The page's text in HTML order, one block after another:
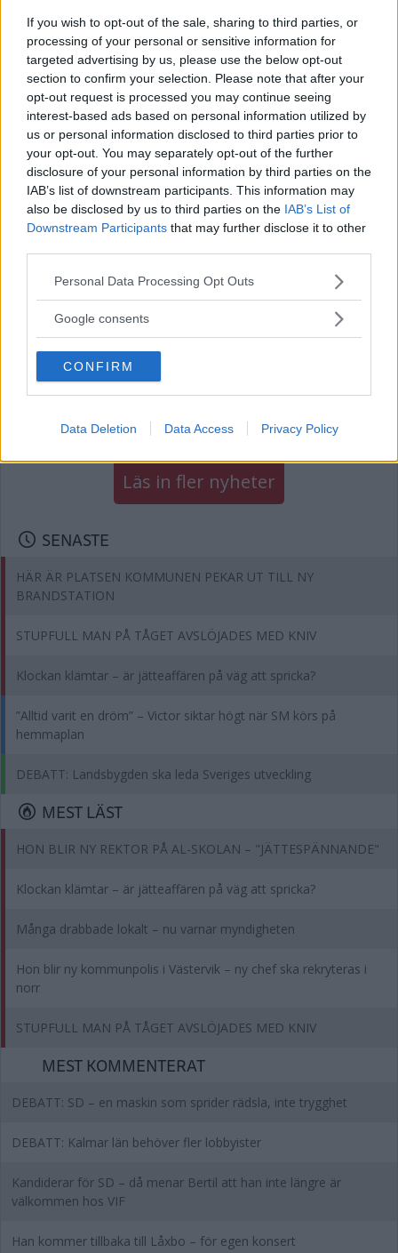
If you wish to opt-out of the sale, sharing to third parties, or
processing of your personal or sensitive information for
targeted advertising by us, please use the below opt-out
section to confirm your selection. Please note that after your
opt-out request is processed you may continue seeing
interest-based ads based on personal information utilized by
us or personal information disclosed to third parties prior to
your opt-out. You may separately opt-out of the further
disclosure of your personal information by third parties on the
IAB’s list of downstream participants. This information may
also be disclosed by us to third parties on the IAB’s List of
Downstream Participants that may further disclose it to other
Please note that this website/app uses one or more Google
not limited to your visit or usage behaviour. You may click to
use your data for below specified purposes in below Google
consent section.
Personal Data Processing Opt Outs
Google consents
CONFIRM
Data Deletion Data Access Privacy Policy
Brunegård vill sätta hedersförtryck på
agendan – ”Utbildning är A och O”
POLITIK 26 juni 2018 12.00
KDK: Kvinnor och barn är inga
handelsvaror!
DEBATT 14 februari 2018 10.00
Brunegård får nytt förtroende som
ordförande
Läs in fler nyheter
SENASTE
HÄR ÄR PLATSEN KOMMUNEN PEKAR UT TILL NY
BRANDSTATION
STUPFULL MAN PÅ TÅGET AVSLÖJADES MED KNIV
Klockan klämtar – är jätteaffären på väg att spricka?
”Alltid varit en dröm” – Victor siktar högt när SM körs på
hemmaplan
DEBATT: Landsbygden ska leda Sveriges utveckling
MEST LÄST
HON BLIR NY REKTOR PÅ AL-SKOLAN – "JÄTTESPÄNNANDE"
Klockan klämtar – är jätteaffären på väg att spricka?
Många drabbade lokalt – nu varnar myndigheten
Hon blir ny kommunpolis i Västervik – ny chef ska rekryteras i
norr
STUPFULL MAN PÅ TÅGET AVSLÖJADES MED KNIV
MEST KOMMENTERAT
DEBATT: SD – en maskin som sprider rädsla, inte trygghet
DEBATT: Kalmar län behöver fler lobbyister
Kandiderar för SD – då menar Bertil att han inte längre är
välkommen hos VIF
Han kommer tillbaka till Låxbo – för egen konsert